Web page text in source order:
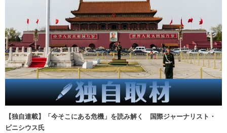
【独自連載】「今そこにある危機」を読み解く 国際ジャーナリスト・
ビニシウス氏